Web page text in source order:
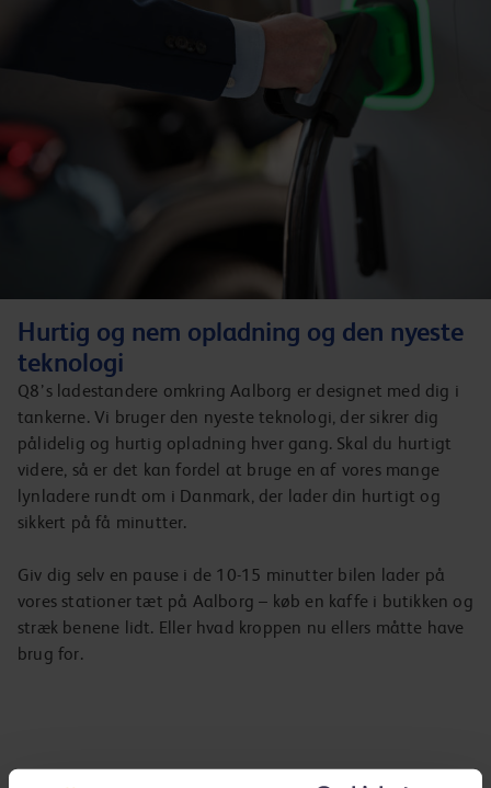
Hurtig og nem opladning og den nyeste
teknologi
Q8’s ladestandere omkring Aalborg er designet med dig i
tankerne. Vi bruger den nyeste teknologi, der sikrer dig
pålidelig og hurtig opladning hver gang. Skal du hurtigt
videre, så er det kan fordel at bruge en af vores mange
lynladere rundt om i Danmark, der lader din hurtigt og
sikkert på få minutter.
Giv dig selv en pause i de 10-15 minutter bilen lader på
vores stationer tæt på Aalborg – køb en kaffe i butikken og
stræk benene lidt. Eller hvad kroppen nu ellers måtte have
brug for.